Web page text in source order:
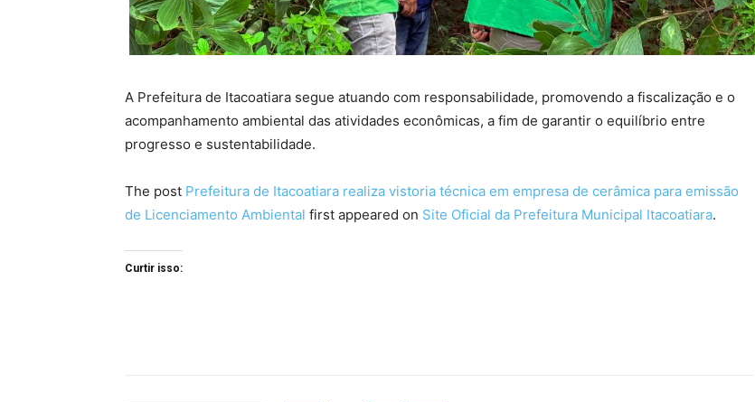
A Prefeitura de Itacoatiara segue atuando com responsabilidade, promovendo a fiscalização e o
acompanhamento ambiental das atividades econômicas, a fim de garantir o equilíbrio entre
progresso e sustentabilidade.
The post Prefeitura de Itacoatiara realiza vistoria técnica em empresa de cerâmica para emissão
de Licenciamento Ambiental first appeared on Site Oficial da Prefeitura Municipal Itacoatiara.
Curtir isso: